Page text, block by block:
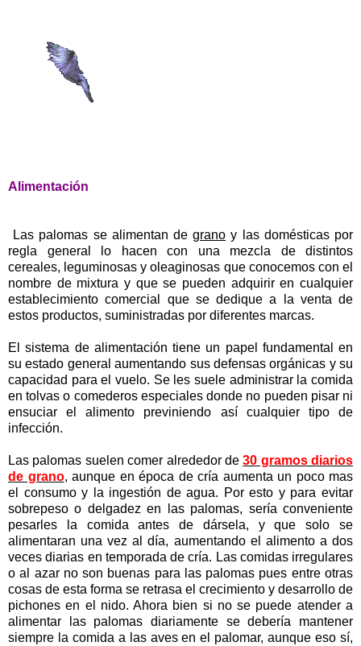
Alimentación
Las palomas se alimentan degrano y las domésticas por
regla general lo hacen con una mezcla de distintos
cereales, leguminosas y oleaginosas que conocemos con el
nombre de mixtura y que se pueden adquirir en cualquier
establecimiento comercial que se dedique a la venta de
estos productos, suministradas por diferentes marcas.
El sistema de alimentación tiene un papel fundamental en
su estado general aumentando sus defensas orgánicas y su
capacidad para el vuelo. Se les suele administrar la comida
en tolvas o comederos especiales donde no pueden pisar ni
ensuciar el alimento previniendo así cualquier tipo de
infección.
Las palomas suelen comer alrededor de30 gramos diarios
de grano, aunque en época de cría aumenta un poco mas
el consumo y la ingestión de agua. Por esto y para evitar
sobrepeso o delgadez en las palomas, sería conveniente
pesarles la comida antes de dársela, y que solo se
alimentaran una vez al día, aumentando el alimento a dos
veces diarias en temporada de cría. Las comidas irregulares
o al azar no son buenas para las palomas pues entre otras
cosas de esta forma se retrasa el crecimiento y desarrollo de
pichones en el nido. Ahora bien si no se puede atender a
alimentar las palomas diariamente se debería mantener
siempre la comida a las aves en el palomar, aunque eso sí,